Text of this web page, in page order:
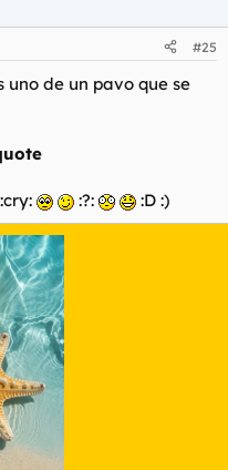
#25
uno de un pavo que se
:?: :D :)